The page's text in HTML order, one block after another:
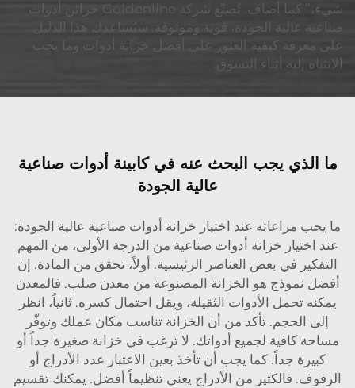
شيء،” كما أضاف. تُصنّع شركة Goldenline خزائن أدوات
صناعية عالية الجودة، قوية وموثوقة. سيُساعدك هذا الدليل
على معرفة كيفية العثور على أفضل خزانة أدوات وما يجب
الانتباه إليه أثناء التسوق.
ما الذي يجب البحث عنه في كابينة أدوات صناعية
عالية الجودة
ما يجب مراعاته عند اختيار خزانة أدوات صناعية عالية الجودة:
عند اختيار خزانة أدوات صناعية من الدرجة الأولى، من المهم
التفكير في بعض العناصر الرئيسية. أولاً، تحقق من المادة. إن
أفضل نموذج هو الخزانة المصنوعة من معدن صلب. فالمعدن
يمكنه تحمل الأدوات الثقيلة، ويقل احتمال كسره. ثانياً، انظر
إلى الحجم. تأكد من أن الخزانة تناسب مكان عملك وتوفّر
مساحة كافية لجميع أدواتك. لا ترغب في خزانة صغيرة جداً أو
كبيرة جداً. كما يجب أن تأخذ بعين الاعتبار عدد الأدراج أو
الرفوف. فالكثير من الأدراج يعني تنظيماً أفضل. يمكنك تقسيم